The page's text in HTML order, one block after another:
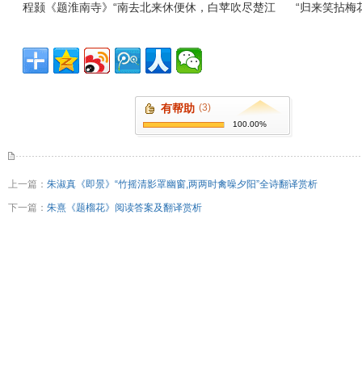
程颢《题淮南寺》“南去北来休便休，白苹吹尽楚江
“归来笑拈梅
有帮助 (3)
100.00%
上一篇： 朱淑真《即景》“竹摇清影罩幽窗,两两时禽噪夕阳”全诗翻译赏析
下一篇： 朱熹《题榴花》阅读答案及翻译赏析